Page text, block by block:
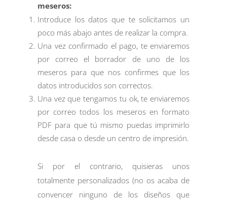
meseros:
Introduce los datos que te solicitamos un
poco más abajo antes de realizar la compra.
Una vez confirmado el pago, te enviaremos
por correo el borrador de uno de los
meseros para que nos confirmes que los
datos introducidos son correctos.
Una vez que tengamos tu ok, te enviaremos
por correo todos los meseros en formato
PDF para que tú mismo puedas imprimirlo
desde casa o desde un centro de impresión.
Si por el contrario, quisieras unos
totalmente personalizados (no os acaba de
convencer ninguno de los diseños que